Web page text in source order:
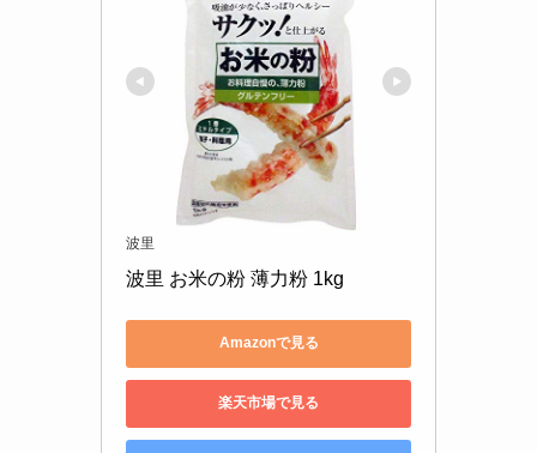
波里
波里 お米の粉 薄力粉 1kg
Amazonで見る
楽天市場で見る